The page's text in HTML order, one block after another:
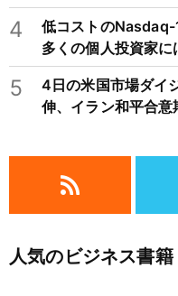
4
低コストの
多くの個人投資家
5
4日の米国市場ダイ
伸、イラン和平合
人気のビジネス書籍